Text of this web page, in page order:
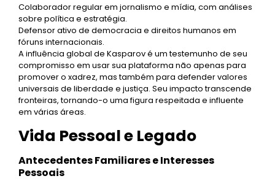
Colaborador regular em jornalismo e mídia, com análises
sobre política e estratégia.
Defensor ativo de democracia e direitos humanos em
fóruns internacionais.
A influência global de Kasparov é um testemunho de seu
compromisso em usar sua plataforma não apenas para
promover o xadrez, mas também para defender valores
universais de liberdade e justiça. Seu impacto transcende
fronteiras, tornando-o uma figura respeitada e influente
em várias áreas.
Vida Pessoal e Legado
Antecedentes Familiares e Interesses
Pessoais